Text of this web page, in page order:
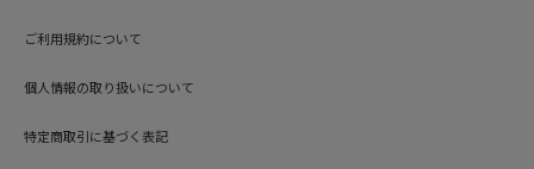
ご利用規約について
個人情報の取り扱いについて
特定商取引に基づく表記